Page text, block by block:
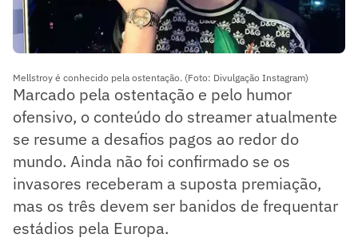
Mellstroy é conhecido pela ostentação. (Foto: Divulgação Instagram)
Marcado pela ostentação e pelo humor
ofensivo, o conteúdo do streamer atualmente
se resume a desafios pagos ao redor do
mundo. Ainda não foi confirmado se os
invasores receberam a suposta premiação,
mas os três devem ser banidos de frequentar
estádios pela Europa.